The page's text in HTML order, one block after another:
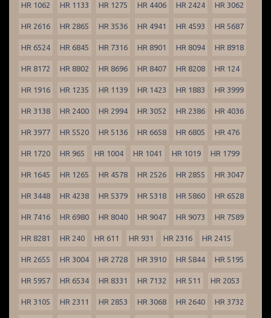
HR 1062 HR 1133 HR 1275 HR 4406 HR 2424 HR 3062
HR 2616 HR 2865 HR 3536 HR 4941 HR 4593 HR 5687
HR 6524 HR 6845 HR 7316 HR 8901 HR 8094 HR 8918
HR 8172 HR 8802 HR 8696 HR 8407 HR 8208 HR 124
HR 1916 HR 1235 HR 1139 HR 1423 HR 1883 HR 3999
HR 3138 HR 2400 HR 2994 HR 3052 HR 2386 HR 4036
HR 3977 HR 5520 HR 5136 HR 6658 HR 6805 HR 476
HR 1720 HR 965 HR 1004 HR 1041 HR 1019 HR 1799
HR 1645 HR 1265 HR 4578 HR 2526 HR 2855 HR 3047
HR 3448 HR 4238 HR 5379 HR 5318 HR 5860 HR 6528
HR 7416 HR 6980 HR 8040 HR 9047 HR 9073 HR 7589
HR 8281 HR 240 HR 611 HR 931 HR 2316 HR 2415
HR 2655 HR 3004 HR 2728 HR 3910 HR 5844 HR 5195
HR 5957 HR 6534 HR 8331 HR 7132 HR 511 HR 2053
HR 3105 HR 2311 HR 2853 HR 3068 HR 2640 HR 3732